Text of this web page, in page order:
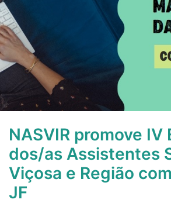
NASVIR promove IV
dos/as Assistentes
Viçosa e Região
JF